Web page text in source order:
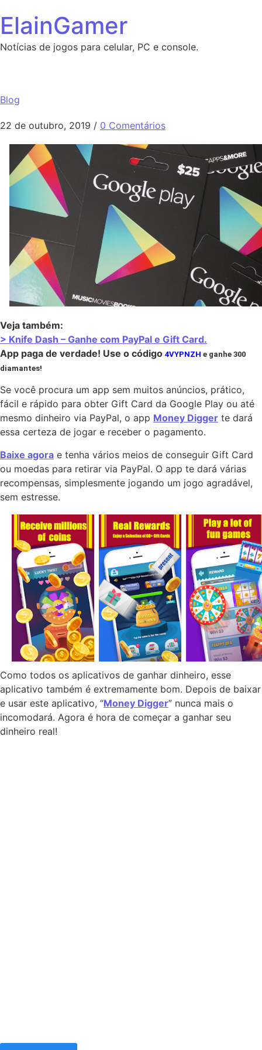
ElainGamer
Notícias de jogos para celular, PC e console.
Blog
22 de outubro, 2019 / 0 Comentários
Veja também:
> Knife Dash – Ganhe com PayPal e Gift Card.
App paga de verdade! Use o código 4VYPNZH e ganhe 300
diamantes!
Se você procura um app sem muitos anúncios, prático,
fácil e rápido para obter Gift Card da Google Play ou até
mesmo dinheiro via PayPal, o app Money Digger te dará
essa certeza de jogar e receber o pagamento.
Baixe agora e tenha vários meios de conseguir Gift Card
ou moedas para retirar via PayPal. O app te dará várias
recompensas, simplesmente jogando um jogo agradável,
sem estresse.
Como todos os aplicativos de ganhar dinheiro, esse
aplicativo também é extremamente bom. Depois de baixar
e usar este aplicativo, “Money Digger” nunca mais o
incomodará. Agora é hora de começar a ganhar seu
dinheiro real!